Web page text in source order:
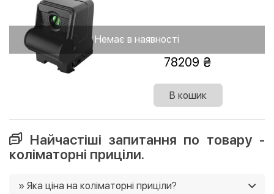
Немає в наявності
78209
В кошик
Найчастіші запитання по товару -
коліматорні приціли.
» Яка ціна на коліматорні приціли?